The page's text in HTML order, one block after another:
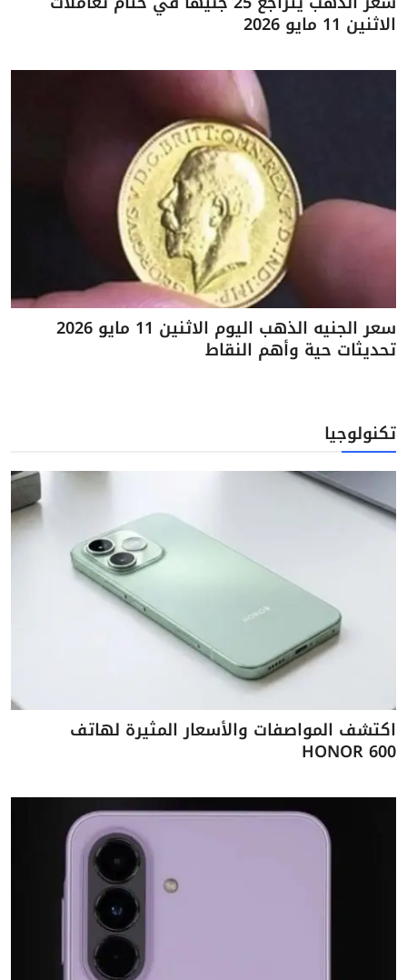
الاثنين 11 مايو 2026
سعر الجنيه الذهب اليوم الاثنين 11 مايو 2026
تحديثات حية وأهم النقاط
تكنولوجيا
اكتشف المواصفات والأسعار المثيرة لهاتف
HONOR 600